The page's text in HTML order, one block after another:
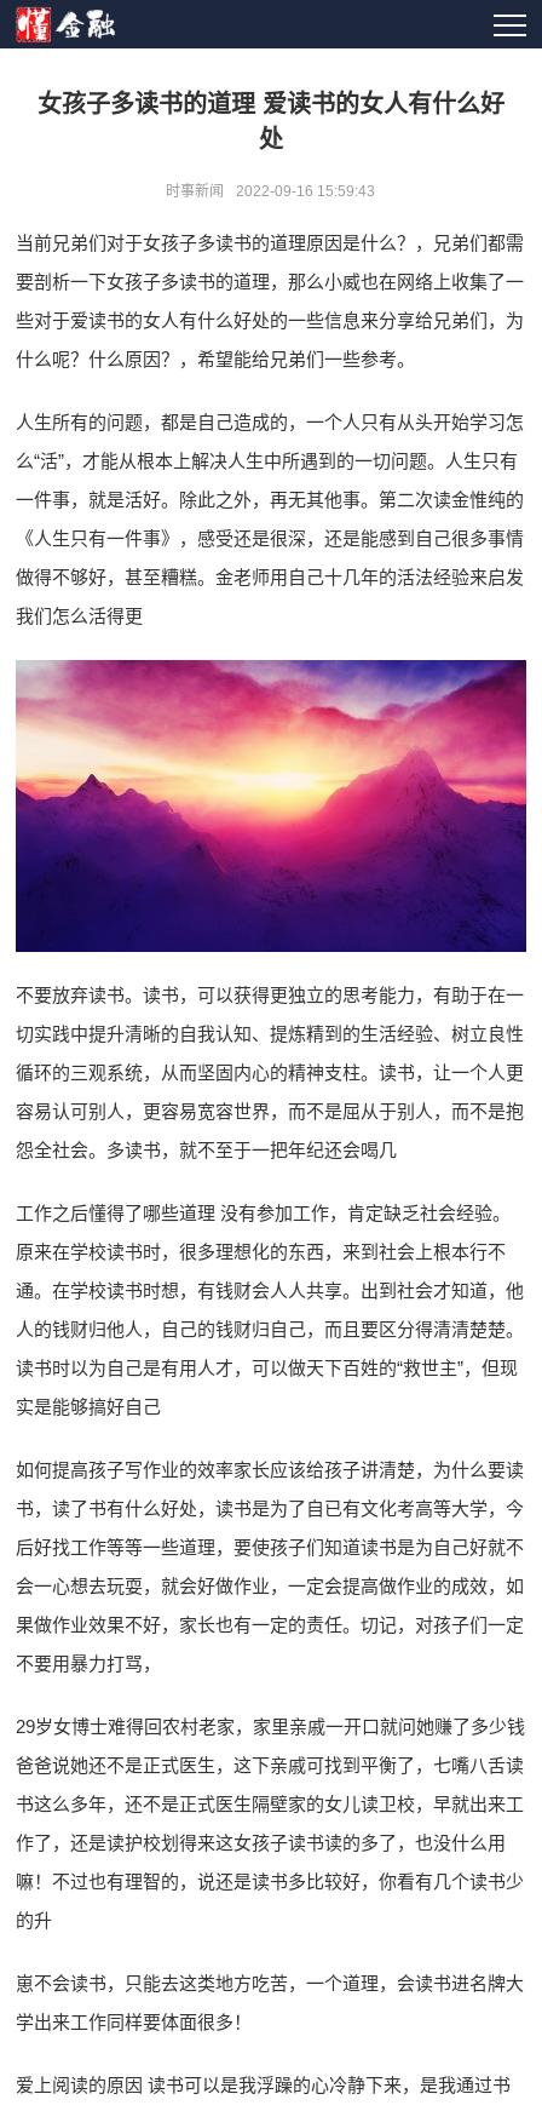
女孩子多读书的道理 爱读书的女人有什么好
处
时事新闻 2022-09-16 15:59:43
当前兄弟们对于女孩子多读书的道理原因是什么？，兄弟们都需
要剖析一下女孩子多读书的道理，那么小威也在网络上收集了一
些对于爱读书的女人有什么好处的一些信息来分享给兄弟们，为
什么呢？什么原因？，希望能给兄弟们一些参考。
人生所有的问题，都是自己造成的，一个人只有从头开始学习怎
么“活”，才能从根本上解决人生中所遇到的一切问题。人生只有
一件事，就是活好。除此之外，再无其他事。第二次读金惟纯的
《人生只有一件事》，感受还是很深，还是能感到自己很多事情
做得不够好，甚至糟糕。金老师用自己十几年的活法经验来启发
我们怎么活得更
不要放弃读书。读书，可以获得更独立的思考能力，有助于在一
切实践中提升清晰的自我认知、提炼精到的生活经验、树立良性
循环的三观系统，从而坚固内心的精神支柱。读书，让一个人更
容易认可别人，更容易宽容世界，而不是屈从于别人，而不是抱
怨全社会。多读书，就不至于一把年纪还会喝几
工作之后懂得了哪些道理 没有参加工作，肯定缺乏社会经验。
原来在学校读书时，很多理想化的东西，来到社会上根本行不
通。在学校读书时想，有钱财会人人共享。出到社会才知道，他
人的钱财归他人，自己的钱财归自己，而且要区分得清清楚楚。
读书时以为自己是有用人才，可以做天下百姓的“救世主”，但现
实是能够搞好自己
如何提高孩子写作业的效率家长应该给孩子讲清楚，为什么要读
书，读了书有什么好处，读书是为了自已有文化考高等大学，今
后好找工作等等一些道理，要使孩子们知道读书是为自己好就不
会一心想去玩耍，就会好做作业，一定会提高做作业的成效，如
果做作业效果不好，家长也有一定的责任。切记，对孩子们一定
不要用暴力打骂，
29岁女博士难得回农村老家，家里亲戚一开口就问她赚了多少钱
爸爸说她还不是正式医生，这下亲戚可找到平衡了，七嘴八舌读
书这么多年，还不是正式医生隔壁家的女儿读卫校，早就出来工
作了，还是读护校划得来这女孩子读书读的多了，也没什么用
嘛！不过也有理智的，说还是读书多比较好，你看有几个读书少
的升
崽不会读书，只能去这类地方吃苦，一个道理，会读书进名牌大
学出来工作同样要体面很多！
爱上阅读的原因 读书可以是我浮躁的心冷静下来，是我通过书